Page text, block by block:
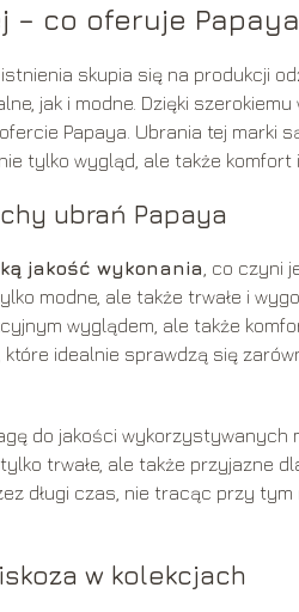
– co oferuje
skupia się na produkcji
jak i modne. Dzięki
Papaya. Ubrania tej marki
tylko wygląd, ale także komfort i
ubrań Papaya
jakość wykonania , co czyni
modne, ale także trwałe i
wyglądem, ale także
idealnie sprawdzą się
do jakości wykorzystywanych
trwałe, ale także przyjazne
długi czas, nie tracąc przy
w kolekcjach